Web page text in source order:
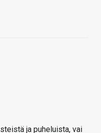
ja puheluista, vai